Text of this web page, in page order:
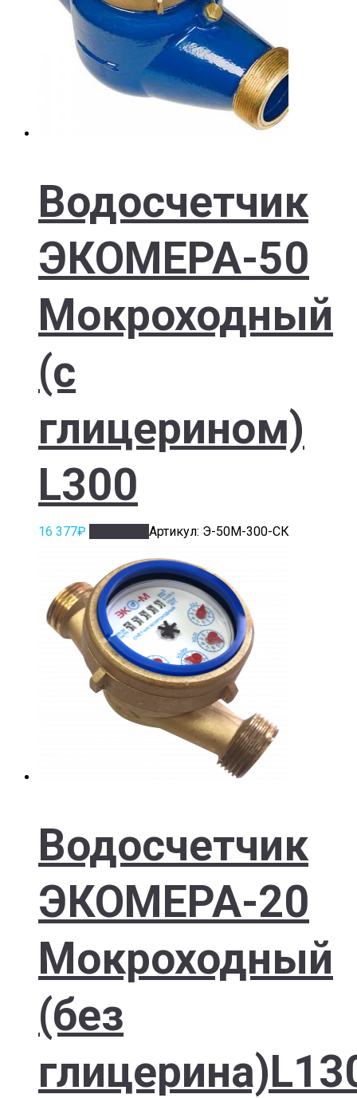
Водосчетчик
ЭКОМЕРА-50
Мокроходный
(с
глицерином)
L300
16 377₽ Артикул: Э-50М-300-СК
Водосчетчик
ЭКОМЕРА-20
Мокроходный
(без